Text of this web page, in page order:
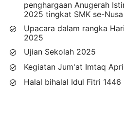
penghargaan Anugerah
2025 tingkat SMK se-
Upacara dalam rangka
2025
Ujian Sekolah 2025
Kegiatan Jum'at Imtaq
Halal bihalal Idul Fitri